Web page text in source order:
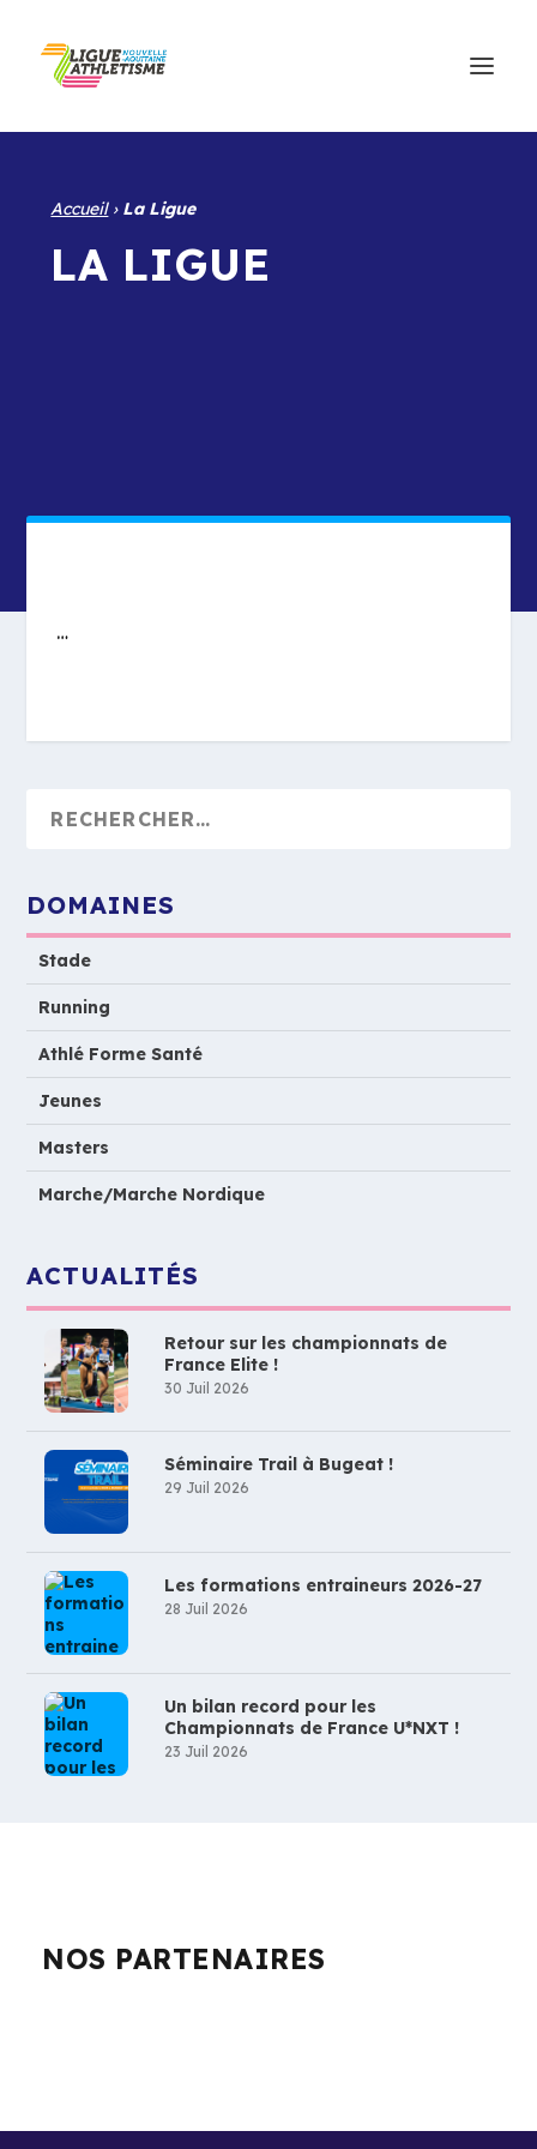
Accueil› La Ligue
LA LIGUE
…
DOMAINES
Stade
Running
Athlé Forme Santé
Jeunes
Masters
Marche/Marche Nordique
ACTUALITÉS
Retour sur les championnats de
France Elite !
30 Juil 2026
Séminaire Trail à Bugeat !
29 Juil 2026
Les formations entraineurs 2026-27
28 Juil 2026
Un bilan record pour les
Championnats de France U*NXT !
23 Juil 2026
NOS PARTENAIRES